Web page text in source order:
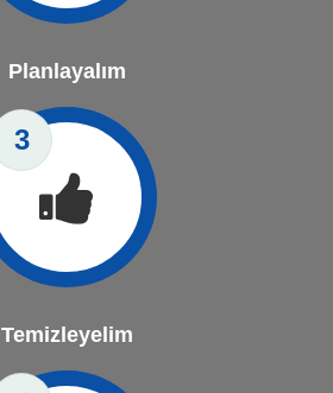
Planlayalım
3
Temizleyelim